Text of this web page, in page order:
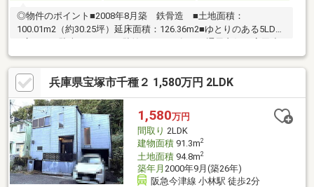
◎物件のポイント■2008年8月築 鉄骨造 ■土地面積：
100.01m2（約30.25坪）延床面積：126.36m2■ゆとりのある5LDK!!
学校■高司中学校◎立地のポイント■宝塚市立高司小学校 徒歩8
分■宝塚市立高司中学校 徒歩14分■万代仁川店 徒歩12分■ファ
ミリーマート 宝塚美幸町店 徒歩5分■武庫川河川敷緑地 徒歩6
分■周辺環境、子育て環境良好!!人気エリアの物件です!!居住中の
為、ご内覧はご予約制。お気軽にご連絡ください。
兵庫県宝塚市千種２ 1,580万円 2LDK
1,580万円
間取り 2LDK
建物面積91.3m2
土地面積94.8m2
築年月 2000年9月(築26年)
阪急今津線 小林駅 徒歩2分